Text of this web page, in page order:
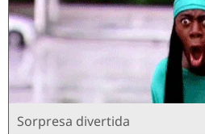
Sorpresa divertida